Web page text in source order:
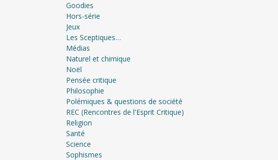
Goodies
Hors-série
Jeux
Les Sceptiques…
Médias
Naturel et chimique
Noël
Pensée critique
Philosophie
Polémiques & questions de société
REC (Rencontres de l'Esprit Critique)
Religion
Santé
Science
Sophismes